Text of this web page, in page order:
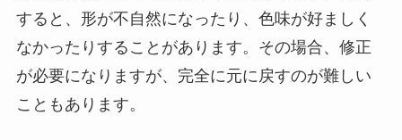
すると、形が不自然になったり、色味が好ましく
なかったりすることがあります。その場合、修正
が必要になりますが、完全に元に戻すのが難しい
こともあります。